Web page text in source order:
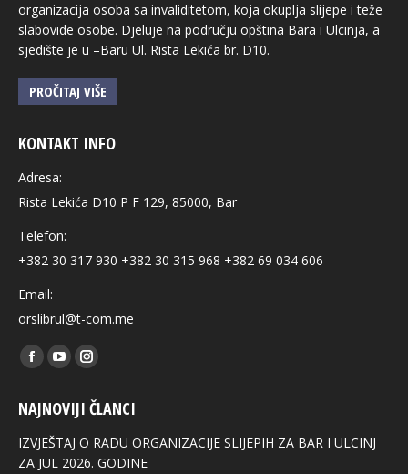
organizacija osoba sa invaliditetom, koja okuplja slijepe i teže
slabovide osobe. Djeluje na području opština Bara i Ulcinja, a
sjedište je u –Baru Ul. Rista Lekića br. D10.
PROČITAJ VIŠE
KONTAKT INFO
Adresa:
Rista Lekića D10 P F 129, 85000, Bar
Telefon:
+382 30 317 930 +382 30 315 968 +382 69 034 606
Email:
orslibrul@t-com.me
Find us on:
Facebook
opens
in
new
YouTube
opens
in
new
Instagram
opens
in
new
NAJNOVIJI ČLANCI
IZVJEŠTAJ O RADU ORGANIZACIJE SLIJEPIH ZA BAR I ULCINJ
ZA JUL 2026. GODINE